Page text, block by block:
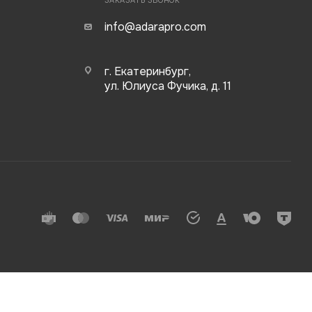
info@adarapro.com
г. Екатеринбург,
ул. Юлиуса Фучика, д. 11